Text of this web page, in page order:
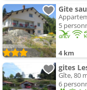
Gite
5
4 km
gites
Gîte, 80
6